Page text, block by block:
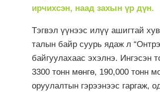
ирчихсэн, наад захын үр дүн.
Тэгвэл үүнээс илүү ашигтай
талын байр суурь ядаж л
байгуулахаас эхэлнэ. Ингэсэн
3300 тонн мөнгө, 190,000 тонн
оруулалтын гэрээнээс гаргаж,